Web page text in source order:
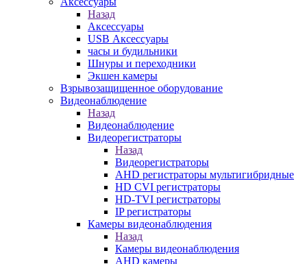
Назад
Аксессуары
USB Аксессуары
часы и будильники
Шнуры и переходники
Экшен камеры
Взрывозащищенное оборудование
Видеонаблюдение
Назад
Видеонаблюдение
Видеорегистраторы
Назад
Видеорегистраторы
AHD регистраторы мультигибридные
HD CVI регистраторы
HD-TVI регистраторы
IP регистраторы
Камеры видеонаблюдения
Назад
Камеры видеонаблюдения
AHD камеры